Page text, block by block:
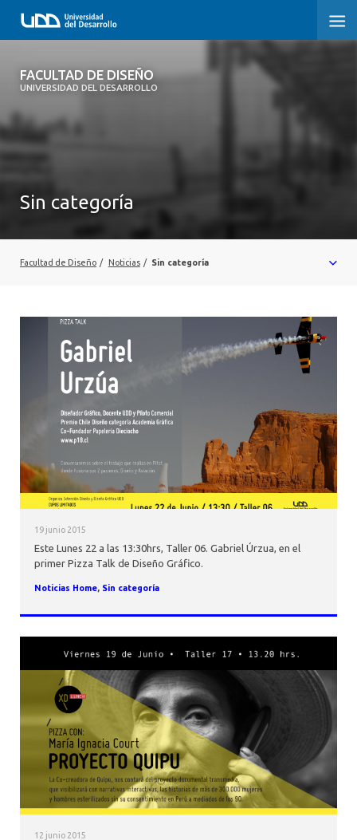
FACULTAD DE DISEÑO
UNIVERSIDAD DEL DESARROLLO
FACULTAD DE DISEÑO
INICIO
Sin categoría
Facultad de Diseño / Noticias / Sin categoría
19 junio 2015
Este Lunes 22 a las 13:30hrs, Taller 06. Gabriel Úrzua, en el
primer Pizza Talk de Diseño Gráfico.
Noticias Home, Sin categoría
12 junio 2015